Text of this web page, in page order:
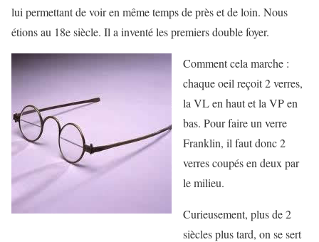
lui permettant de voir en même temps de près et de loin. Nous
étions au 18e siècle. Il a inventé les premiers double foyer.
Comment cela marche :
chaque oeil reçoit 2 verres,
la VL en haut et la VP en
bas. Pour faire un verre
Franklin, il faut donc 2
verres coupés en deux par
le milieu.
Curieusement, plus de 2
siècles plus tard, on se sert